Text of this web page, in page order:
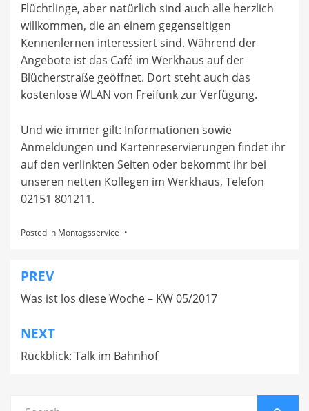
Flüchtlinge, aber natürlich sind auch alle herzlich
willkommen, die an einem gegenseitigen
Kennenlernen interessiert sind. Während der
Angebote ist das Café im Werkhaus auf der
Blücherstraße geöffnet. Dort steht auch das
kostenlose WLAN von Freifunk zur Verfügung.
Und wie immer gilt: Informationen sowie
Anmeldungen und Kartenreservierungen findet ihr
auf den verlinkten Seiten oder bekommt ihr bei
unseren netten Kollegen im Werkhaus, Telefon
02151 801211.
Posted in Montagsservice
Beitragsnavigation
PREV
Was ist los diese Woche – KW 05/2017
NEXT
Rückblick: Talk im Bahnhof